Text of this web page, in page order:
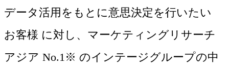
データ活用をもとに意思決定を行いたい
お客様 に対し、マーケティングリサーチ
アジア No.1※ のインテージグループの中